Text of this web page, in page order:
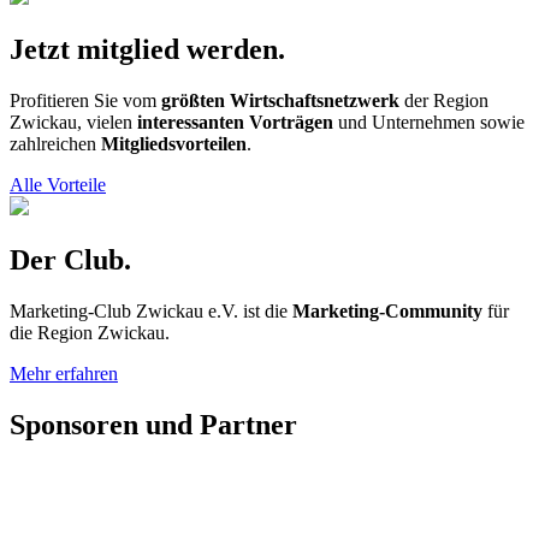
Jetzt mitglied werden.
Profitieren Sie vom größten Wirtschaftsnetzwerk der Region
Zwickau, vielen interessanten Vorträgen und Unternehmen sowie
zahlreichen Mitgliedsvorteilen.
Alle Vorteile
Der Club.
Marketing-Club Zwickau e.V. ist die Marketing-Community für
die Region Zwickau.
Mehr erfahren
Sponsoren und Partner